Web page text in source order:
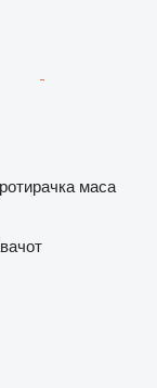
маса